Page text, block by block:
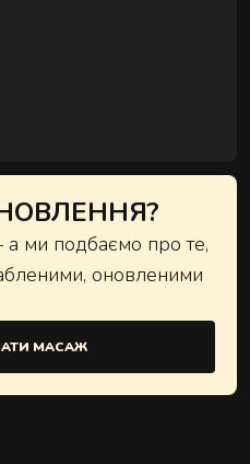
а ми подбаємо про те,
оновленими
МАСАЖ